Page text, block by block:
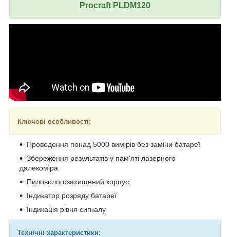
Procraft PLDM120
Ключові особливості:
Проведення понад 5000 вимірів без заміни батареї
Збереження результатів у пам'яті лазерного
далекоміра
Пиловологозахищений корпус
Індикатор розряду батареї
Індикація рівня сигналу
Технічні характеристики: